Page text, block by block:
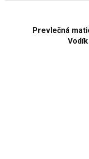
Prevlečná